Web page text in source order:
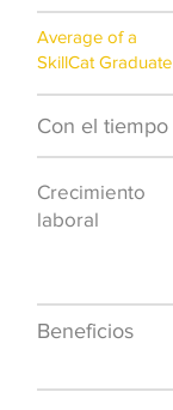
Average of a
SkillCat Graduate
Con el tiempo
Crecimiento
laboral
Beneficios